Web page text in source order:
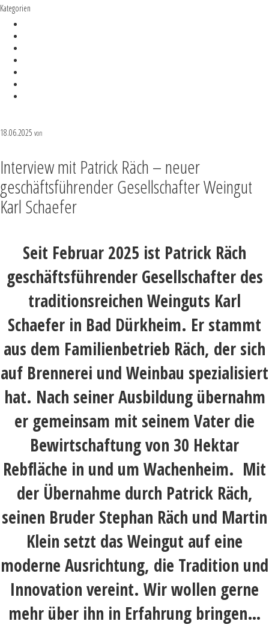
Kategorien
18.06.2025 von
Interview mit Patrick Räch – neuer
geschäftsführender Gesellschafter Weingut
Karl Schaefer
Seit Februar 2025 ist Patrick Räch
geschäftsführender Gesellschafter des
traditionsreichen Weinguts Karl
Schaefer in Bad Dürkheim. Er stammt
aus dem Familienbetrieb Räch, der sich
auf Brennerei und Weinbau spezialisiert
hat. Nach seiner Ausbildung übernahm
er gemeinsam mit seinem Vater die
Bewirtschaftung von 30 Hektar
Rebfläche in und um Wachenheim. Mit
der Übernahme durch Patrick Räch,
seinen Bruder Stephan Räch und Martin
Klein setzt das Weingut auf eine
moderne Ausrichtung, die Tradition und
Innovation vereint. Wir wollen gerne
mehr über ihn in Erfahrung bringen…